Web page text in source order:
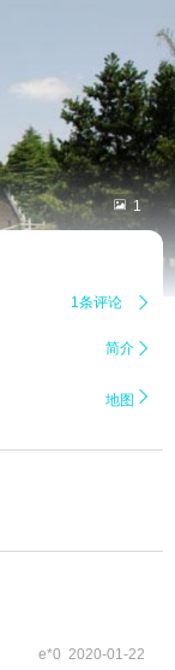
 1
1条评论 
简介 
地图 
e*0 2020-01-22